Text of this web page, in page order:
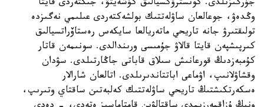
جۇرگىزىلدى. كونسترۋكسيالىق كۇشەيتۋ، جىكتەردى قايتا
وڭدەۋ، جوعالعان ساۋلەتتىك بولشەكتەردى عىلىمي نەگىزدە
تولىقتىرۋ جانە تاريحي ماتەريالعا سايكەس رەستاۆراتسيالىق
كىرپىشپەن قايتا قالاۋ جۇمىسى ورىندالدى. سونىمەن قاتار
كۇمبەزدىڭ قورعانىش سىلاق قاباتى جاڭارتىلدى. سۋدان
وقشاۋلانىپ، اۋماعى اباتتاندىرىلدى. اتالعان شارالار
ەسكەرتكىشتىڭ تاريحي ساۋلەتتىك كەلبەتىن ساقتاي وتىرىپ،